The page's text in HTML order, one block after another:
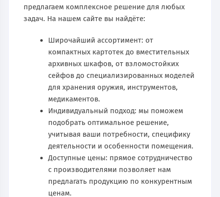
предлагаем комплексное решение для любых
задач. На нашем сайте вы найдёте:
Широчайший ассортимент: от
компактных картотек до вместительных
архивных шкафов, от взломостойких
сейфов до специализированных моделей
для хранения оружия, инструментов,
медикаментов.
Индивидуальный подход: мы поможем
подобрать оптимальное решение,
учитывая ваши потребности, специфику
деятельности и особенности помещения.
Доступные цены: прямое сотрудничество
с производителями позволяет нам
предлагать продукцию по конкурентным
ценам.